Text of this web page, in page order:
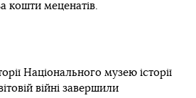
кошти меценатів.
Національного музею історії
війні завершили